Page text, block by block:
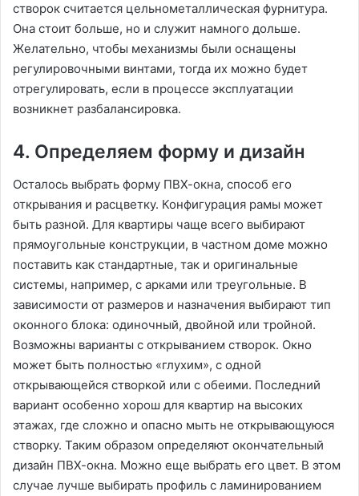
створок считается цельнометаллическая фурнитура.
Она стоит больше, но и служит намного дольше.
Желательно, чтобы механизмы были оснащены
регулировочными винтами, тогда их можно будет
отрегулировать, если в процессе эксплуатации
возникнет разбалансировка.
4. Определяем форму и дизайн
Осталось выбрать форму ПВХ-окна, способ его
открывания и расцветку. Конфигурация рамы может
быть разной. Для квартиры чаще всего выбирают
прямоугольные конструкции, в частном доме можно
поставить как стандартные, так и оригинальные
системы, например, с арками или треугольные. В
зависимости от размеров и назначения выбирают тип
оконного блока: одиночный, двойной или тройной.
Возможны варианты с открыванием створок. Окно
может быть полностью «глухим», с одной
открывающейся створкой или с обеими. Последний
вариант особенно хорош для квартир на высоких
этажах, где сложно и опасно мыть не открывающуюся
створку. Таким образом определяют окончательный
дизайн ПВХ-окна. Можно еще выбрать его цвет. В этом
случае лучше выбирать профиль с ламинированием